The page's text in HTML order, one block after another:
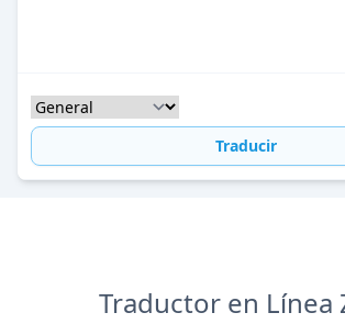
Traducir
Traductor en Línea